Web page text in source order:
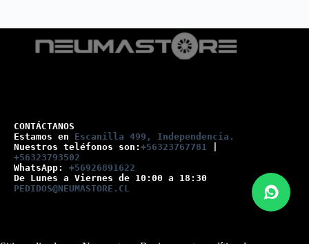
CONTÁCTANOS
Estamos en Escanilla 499, Independencia.
Nuestros teléfonos son: +56323767781
+56323793502
WhatsApp: +56926891622
De Lunes a Viernes de 10:00 a 18:30
PEDIDOS@NEUMASTORE.CL